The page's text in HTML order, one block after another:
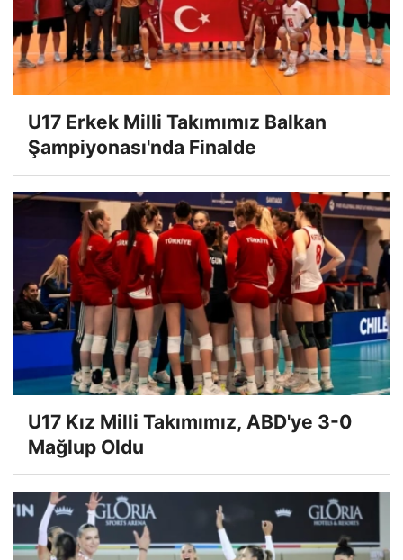
U17 Erkek Milli Takımımız Balkan
Şampiyonası'nda Finalde
U17 Kız Milli Takımımız, ABD'ye 3-0
Mağlup Oldu